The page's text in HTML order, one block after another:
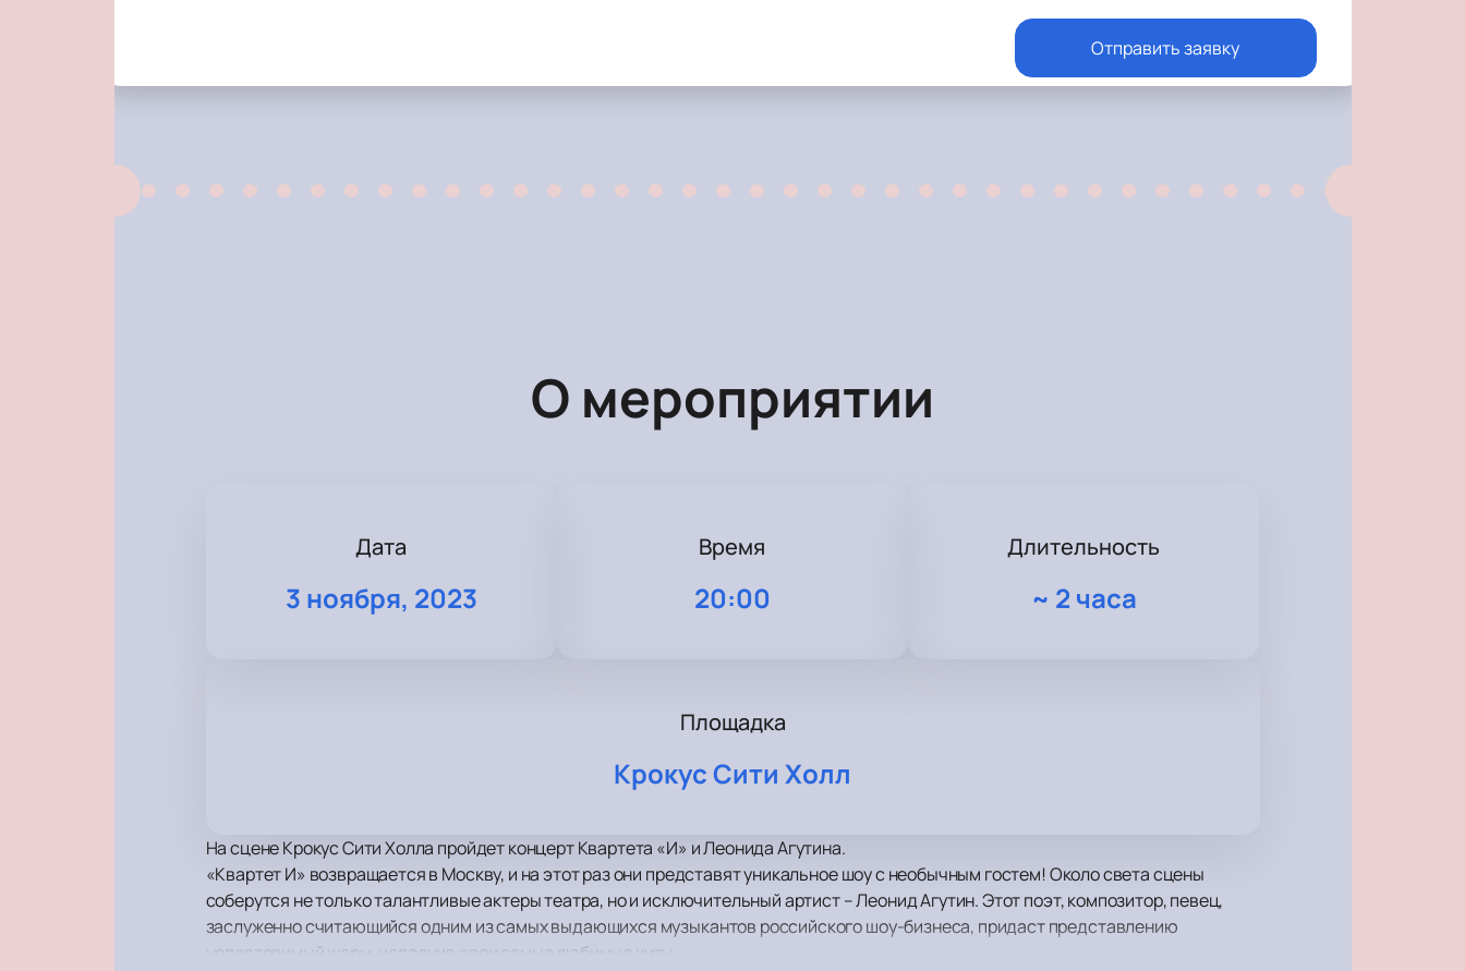
Отправить заявку
О мероприятии
Дата
3 ноября, 2023
Время
20:00
Длительность
~ 2 часа
Площадка
Крокус Сити Холл
На сцене Крокус Сити Холла пройдет концерт Квартета «И» и Леонида Агутина.
«Квартет И» возвращается в Москву, и на этот раз они представят уникальное шоу с необычным гостем! Около света сцены
соберутся не только талантливые актеры театра, но и исключительный артист – Леонид Агутин. Этот поэт, композитор, певец,
заслуженно считающийся одним из самых выдающихся музыкантов российского шоу-бизнеса, придаст представлению
неповторимый шарм, исполнив свои самые любимые хиты.